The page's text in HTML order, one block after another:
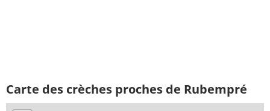
Carte des crèches proches de Rubempré